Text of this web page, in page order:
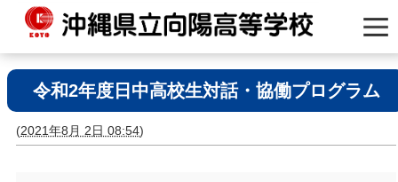
令和2年度日中高校生対話・協働プログラム
(2021年8月 2日 08:54)